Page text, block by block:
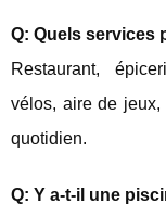
Q: Quels services
Restaurant,
vélos, aire de jeux,
quotidien.
Q: Y a-t-il une